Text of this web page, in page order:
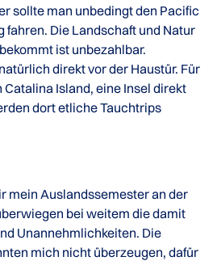
sollte man unbedingt den Pacific
fahren. Die Landschaft und Natur
ist unbezahlbar.
direkt vor der Haustür. Für
Island, eine Insel direkt
dort etliche Tauchtrips
mein Auslandssemester an der
bei weitem die damit
Unannehmlichkeiten. Die
mich nicht überzeugen, dafür